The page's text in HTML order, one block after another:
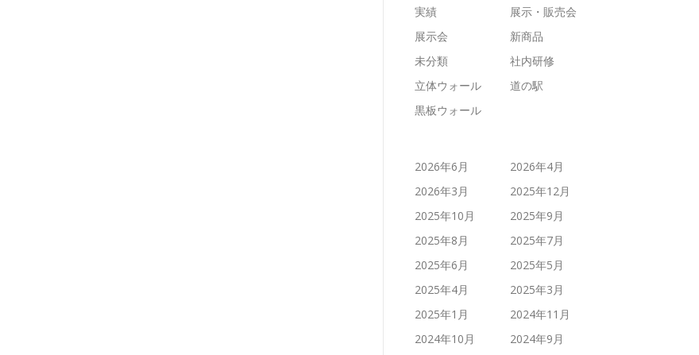
実績
展示・販売会
展示会
新商品
未分類
社内研修
立体ウォール
道の駅
黒板ウォール
2026年6月
2026年4月
2026年3月
2025年12月
2025年10月
2025年9月
2025年8月
2025年7月
2025年6月
2025年5月
2025年4月
2025年3月
2025年1月
2024年11月
2024年10月
2024年9月